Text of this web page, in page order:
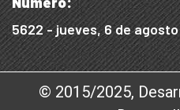
5622 - jueves, 6 de
© 2015/2025,